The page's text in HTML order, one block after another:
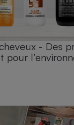
- Des
pour